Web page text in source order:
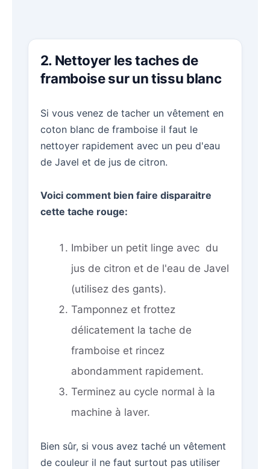
2. Nettoyer les taches de
framboise sur un tissu blanc
Si vous venez de tacher un vêtement en
coton blanc de framboise il faut le
nettoyer rapidement avec un peu d'eau
de Javel et de jus de citron.
Voici comment bien faire disparaitre
cette tache rouge:
Imbiber un petit linge avec du
jus de citron et de l'eau de Javel
(utilisez des gants).
Tamponnez et frottez
délicatement la tache de
framboise et rincez
abondamment rapidement.
Terminez au cycle normal à la
machine à laver.
Bien sûr, si vous avez taché un vêtement
de couleur il ne faut surtout pas utiliser